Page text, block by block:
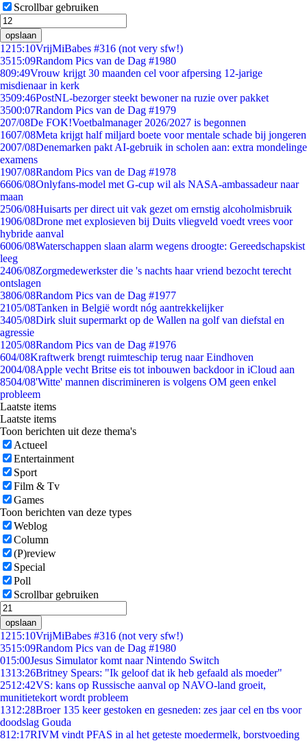
Scrollbar gebruiken
opslaan
1215:10VrijMiBabes #316 (not very sfw!)
3515:09Random Pics van de Dag #1980
809:49Vrouw krijgt 30 maanden cel voor afpersing 12-jarige
misdienaar in kerk
3509:46PostNL-bezorger steekt bewoner na ruzie over pakket
3500:07Random Pics van de Dag #1979
207/08De FOK!Voetbalmanager 2026/2027 is begonnen
1607/08Meta krijgt half miljard boete voor mentale schade bij jongeren
2007/08Denemarken pakt AI-gebruik in scholen aan: extra mondelinge
examens
1907/08Random Pics van de Dag #1978
6606/08Onlyfans-model met G-cup wil als NASA-ambassadeur naar
maan
2506/08Huisarts per direct uit vak gezet om ernstig alcoholmisbruik
1906/08Drone met explosieven bij Duits vliegveld voedt vrees voor
hybride aanval
6006/08Waterschappen slaan alarm wegens droogte: Gereedschapskist
leeg
2406/08Zorgmedewerkster die 's nachts haar vriend bezocht terecht
ontslagen
3806/08Random Pics van de Dag #1977
2105/08Tanken in België wordt nóg aantrekkelijker
3405/08Dirk sluit supermarkt op de Wallen na golf van diefstal en
agressie
1205/08Random Pics van de Dag #1976
604/08Kraftwerk brengt ruimteschip terug naar Eindhoven
2004/08Apple vecht Britse eis tot inbouwen backdoor in iCloud aan
8504/08'Witte' mannen discrimineren is volgens OM geen enkel
probleem
Laatste items
Laatste items
Toon berichten uit deze thema's
Actueel
Entertainment
Sport
Film & Tv
Games
Toon berichten van deze types
Weblog
Column
(P)review
Special
Poll
Scrollbar gebruiken
opslaan
1215:10VrijMiBabes #316 (not very sfw!)
3515:09Random Pics van de Dag #1980
015:00Jesus Simulator komt naar Nintendo Switch
1313:26Britney Spears: "Ik geloof dat ik heb gefaald als moeder"
2512:42VS: kans op Russische aanval op NAVO-land groeit,
munitietekort wordt probleem
1312:28Broer 135 keer gestoken en gesneden: zes jaar cel en tbs voor
doodslag Gouda
812:17RIVM vindt PFAS in al het geteste moedermelk, borstvoeding